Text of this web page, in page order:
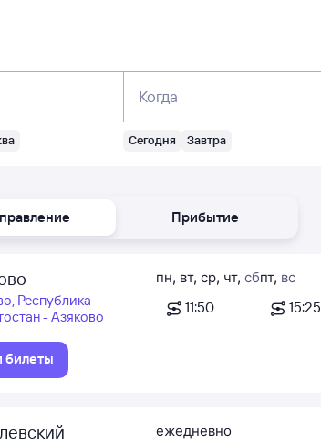
Когда
Сегодня Завтра
Прибытие
Республика
- Азяково
билеты
пн, вт, ср, чт, сб
11:50
пт, вс
15:25
ежедневно